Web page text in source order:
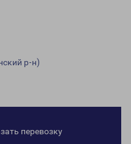
р-н)
перевозку